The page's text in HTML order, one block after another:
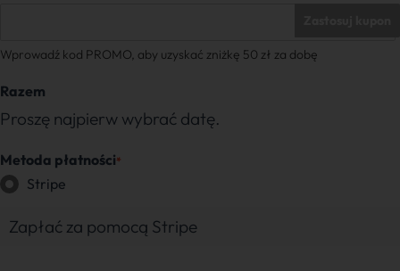
Wprowadź kod PROMO, aby uzyskać zniżkę 50 zł za dobę
Razem
Proszę najpierw wybrać datę.
Metoda płatności*
Stripe
Zapłać za pomocą Stripe